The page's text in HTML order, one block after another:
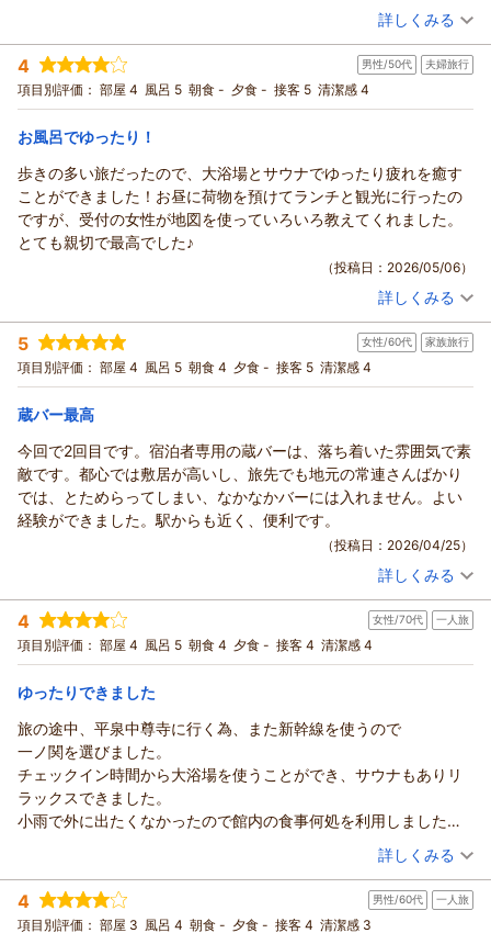
せっかくサウナあって、水風呂あって、屋外で休めないのはマイ
ナス。
（投稿日：2026/05/07）
宿泊時期： 2026年04月宿泊 (出張)
投稿者： ウニボウズさん
宿泊プラン： ＜素泊まり＞☆スタンダードプラン☆ 男女別大浴場・サウナ・
コインランドリー完備！蔵BARも!!
シングル 食事なし
宿泊価格帯： 9,001～10,000円(大人一人あたり/税込)
詳しくみる
4 男性/50代 夫婦旅行
項目別評価： 部屋 4 風呂 5 朝食 - 夕食 - 接客 5 清潔感 4
お風呂でゆったり！
歩きの多い旅だったので、大浴場とサウナでゆったり疲れを癒す
ことができました！お昼に荷物を預けてランチと観光に行ったの
ですが、受付の女性が地図を使っていろいろ教えてくれました。
とても親切で最高でした♪
（投稿日：2026/05/06）
投稿者： ナッチビーさん(男性/50代)
宿泊プラン： ＜素泊まり＞早割♪早得☆30日前までのお申込み限定☆
ツイン 食事なし
宿泊価格帯： 11,001～12,000円(大人一人あたり/税込)
詳しくみる
5 女性/60代 家族旅行
項目別評価： 部屋 4 風呂 5 朝食 4 夕食 - 接客 5 清潔感 4
蔵バー最高
今回で2回目です。宿泊者専用の蔵バーは、落ち着いた雰囲気で素
敵です。都心では敷居が高いし、旅先でも地元の常連さんばかり
では、とためらってしまい、なかなかバーには入れません。よい
経験ができました。駅からも近く、便利です。
（投稿日：2026/04/25）
投稿者： おかしちゃんさん(女性/60代)
宿泊プラン： ＜朝食付＞早割♪早得☆14日前までのお申込み限定☆
シングル 朝のみ
宿泊価格帯： 10,001～11,000円(大人一人あたり/税込)
詳しくみる
4 女性/70代 一人旅
項目別評価： 部屋 4 風呂 5 朝食 4 夕食 - 接客 4 清潔感 4
ゆったりできました
旅の途中、平泉中尊寺に行く為、また新幹線を使うので
一ノ関を選びました。
チェックイン時間から大浴場を使うことができ、サウナもありリ
ラックスできました。
小雨で外に出たくなかったので館内の食事何処を利用しました。
お任せ的なセットがありお造り、タンの焼き肉、おでん 先付
け それに飲み物がついているセットがあり悩まず夕食ができま
した。もちろんご飯とハーフそばつき！
朝食にもとろろがあってとても嬉しかった。
（投稿日：2026/04/02）
宿泊時期： 2026年03月宿泊 (一人旅)
投稿者： nekoさん
宿泊プラン： ＜朝食付＞早割♪早得☆30日前までのお申込み限定☆
詳しくみる
4 男性/60代 一人旅
項目別評価： 部屋 3 風呂 4 朝食 - 夕食 - 接客 4 清潔感 3